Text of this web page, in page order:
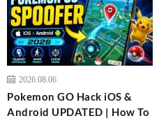
2026.08.06
Pokemon GO Hack iOS &
Android UPDATED | How To